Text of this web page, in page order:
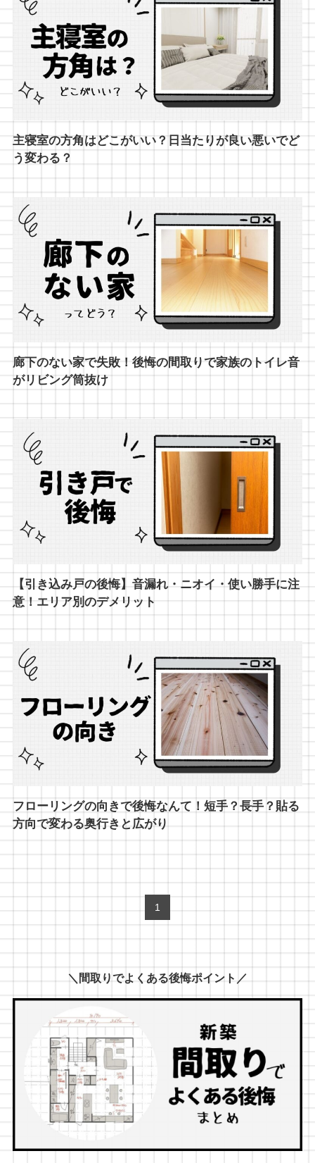
主寝室の方角はどこがいい？日当たりが良い悪いでど
う変わる？
廊下のない家で失敗！後悔の間取りで家族のトイレ音
がリビング筒抜け
【引き込み戸の後悔】音漏れ・ニオイ・使い勝手に注
意！エリア別のデメリット
フローリングの向きで後悔なんて！短手？長手？貼る
方向で変わる奥行きと広がり
1
＼間取りでよくある後悔ポイント／